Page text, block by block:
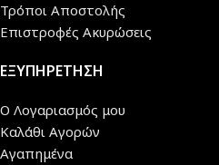
Τρόποι Αποστολής
Επιστροφές Ακυρώσεις
ΕΞΥΠΗΡΕΤΗΣΗ
Ο Λογαριασμός μου
Καλάθι Αγορών
Αγαπημένα